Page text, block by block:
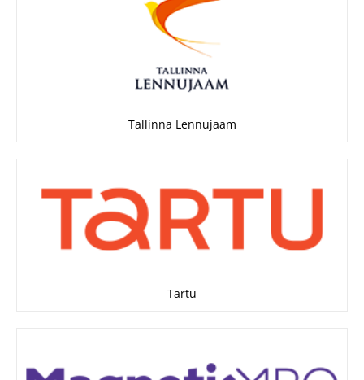
Tallinna Lennujaam
Tartu